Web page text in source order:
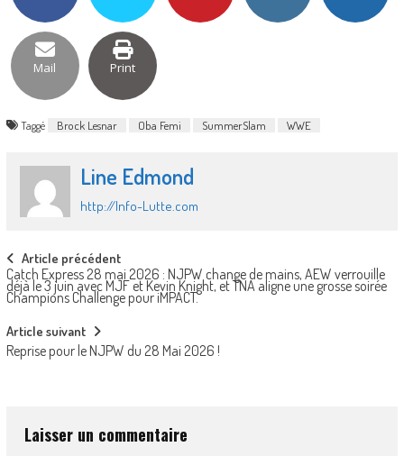
Mail Print
Taggé Brock Lesnar Oba Femi SummerSlam WWE
Line Edmond
http://Info-Lutte.com
Post
navigation
Article précédent
Catch Express 28 mai 2026 : NJPW change de mains, AEW verrouille
déjà le 3 juin avec MJF et Kevin Knight, et TNA aligne une grosse soirée
Champions Challenge pour iMPACT.
Article suivant
Reprise pour le NJPW du 28 Mai 2026 !
Laisser un commentaire